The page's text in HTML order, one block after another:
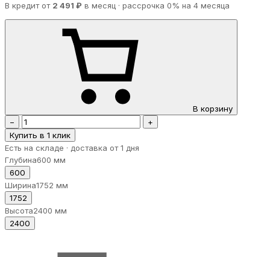
В кредит от 2 491 ₽ в месяц · рассрочка 0% на 4 месяца
В корзину
−
+
Купить в 1 клик
Есть на складе · доставка от 1 дня
Глубина600 мм
600
Ширина1752 мм
1752
Высота2400 мм
2400